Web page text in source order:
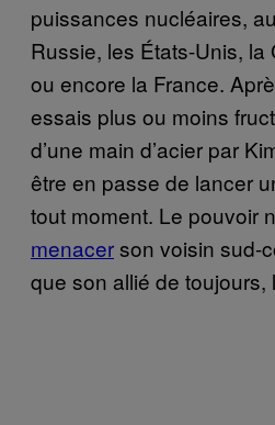
puissances nucléaires,
Russie, les États-Unis, la
ou encore la France.
essais plus ou moins
d’une main d’acier par
être en passe de lancer
tout moment. Le pouvoir
menacerson voisin sud-
que son allié de toujours,